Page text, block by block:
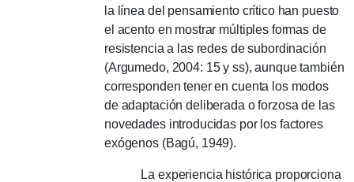
la línea del pensamiento crítico han puesto
el acento en mostrar múltiples formas de
resistencia a las redes de subordinación
(Argumedo, 2004: 15 y ss), aunque también
corresponden tener en cuenta los modos
de adaptación deliberada o forzosa de las
novedades introducidas por los factores
exógenos (Bagú, 1949).
La experiencia histórica proporciona